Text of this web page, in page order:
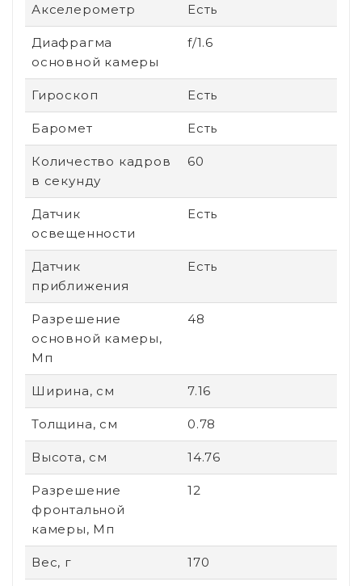
Акселерометр Есть
Диафрагма
основной камеры
f/1.6
Гироскоп Есть
Баромет Есть
Количество кадров
в секунду
60
Датчик
освещенности
Есть
Датчик
приближения
Есть
Разрешение
основной камеры,
Мп
48
Ширина, см 7.16
Толщина, см 0.78
Высота, см 14.76
Разрешение
фронтальной
камеры, Мп
12
Вес, г 170